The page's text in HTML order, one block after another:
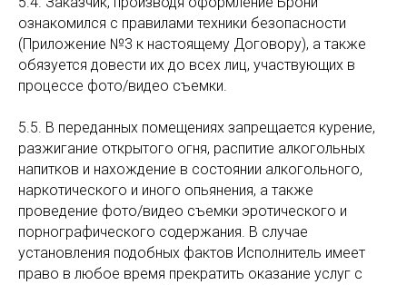
ознакомился с правилами техники безопасности
(Приложение №3 к настоящему Договору), а также
обязуется довести их до всех лиц, участвующих в
процессе фото/видео съемки.
5.5. В переданных помещениях запрещается курение,
разжигание открытого огня, распитие алкогольных
напитков и нахождение в состоянии алкогольного,
наркотического и иного опьянения, а также
проведение фото/видео съемки эротического и
порнографического содержания. В случае
установления подобных фактов Исполнитель имеет
право в любое время прекратить оказание услуг с